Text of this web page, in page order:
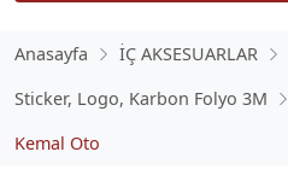
Anasayfa
İÇ AKSESUARLAR
Sticker, Logo, Karbon Folyo 3M
Kemal Oto